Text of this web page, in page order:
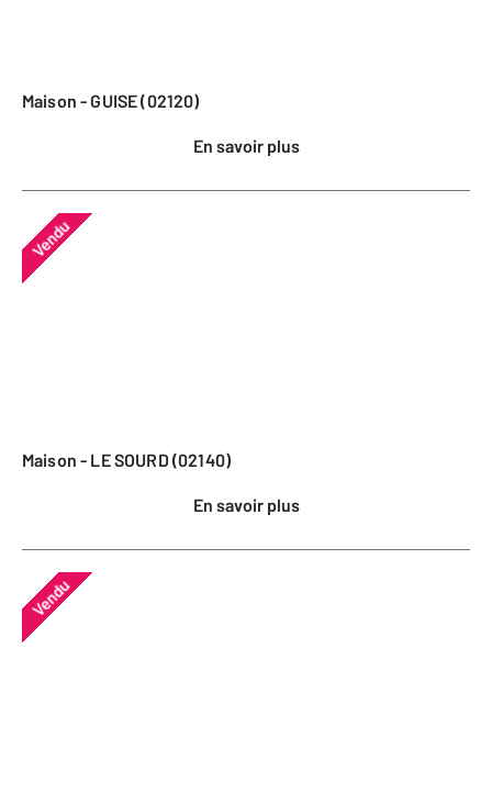
Maison - GUISE (02120)
En savoir plus
Vendu
Maison - LE SOURD (02140)
En savoir plus
Vendu